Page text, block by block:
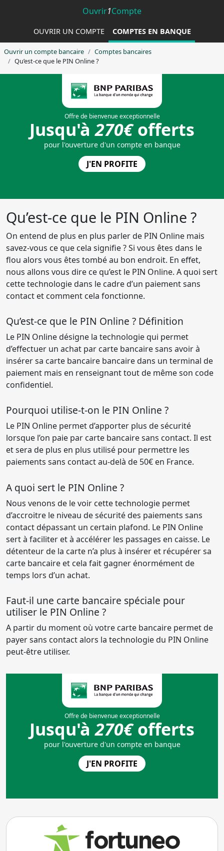
Ouvrir1Compte
OUVRIR UN COMPTE COMPTES EN BANQUE
Ouvrir un compte bancaire
Comptes bancaires
Qu’est-ce que le PIN Online ?
Qu’est-ce que le PIN Online ?
On entend de plus en plus parler de PIN Online mais
savez-vous ce que cela signifie ? Si vous êtes dans le
flou alors vous êtes tombé au bon endroit. En effet,
nous allons vous dire ce qu’est le PIN Online. A quoi sert
cette technologie dans le cadre d’un paiement sans
contact et comment cela fonctionne.
Qu’est-ce que le PIN Online ? Définition
Le PIN Online désigne la technologie qui permet
d’effectuer un achat par carte bancaire sans avoir à
insérer sa carte bancaire bancaire dans un terminal de
paiement mais en renseignant tout de même son code
confidentiel.
Pourquoi utilise-t-on le PIN Online ?
Le PIN Online permet d’apporter plus de sécurité
lorsque l’on paie par carte bancaire sans contact. Il est
et sera de plus en plus utilisé pour permettre les
paiements sans contact au-delà de 50€ en France.
A quoi sert le PIN Online ?
Nous venons de le voir cette technologie permet
d’accroitre le niveau de sécurité des paiements sans
contact dépassant un certain plafond. Le PIN Online
sert à faciliter et à accélérer les passages en caisse. Le
détenteur de la carte n’a plus à insérer et récupérer sa
carte bancaire et cela fait gagner énormément de
temps lors d’un achat.
Faut-il une carte bancaire spéciale pour
utiliser le PIN Online ?
A partir du moment où votre carte bancaire permet de
payer sans contact alors la technologie du PIN Online
peut-être utiliser.